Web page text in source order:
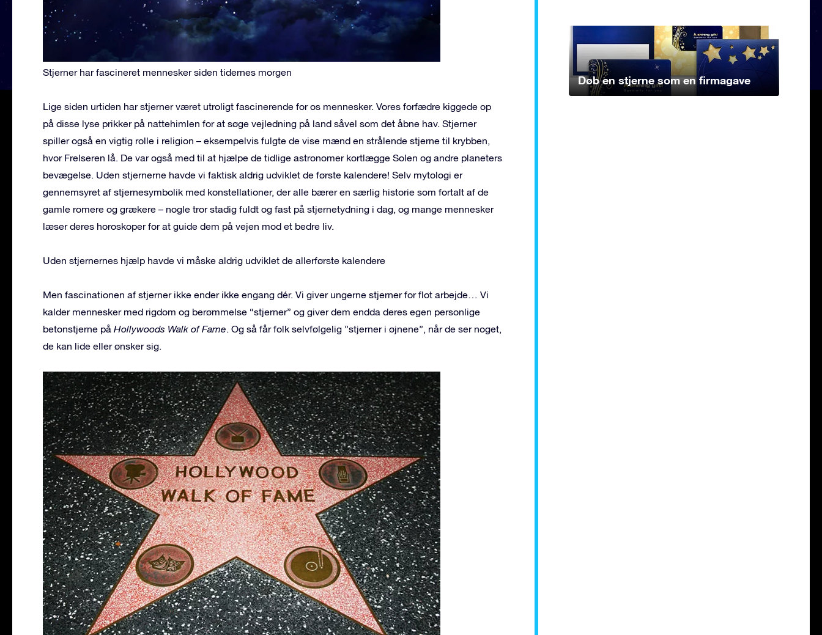
Stjerner har fascineret mennesker siden tidernes morgen
Lige siden urtiden har stjerner været utroligt fascinerende for os mennesker. Vores forfædre kiggede op
på disse lyse prikker på nattehimlen for at søge vejledning på land såvel som det åbne hav. Stjerner
spiller også en vigtig rolle i religion – eksempelvis fulgte de vise mænd en strålende stjerne til krybben,
hvor Frelseren lå. De var også med til at hjælpe de tidlige astronomer kortlægge Solen og andre planeters
bevægelse. Uden stjernerne havde vi faktisk aldrig udviklet de første kalendere! Selv mytologi er
gennemsyret af stjernesymbolik med konstellationer, der alle bærer en særlig historie som fortalt af de
gamle romere og grækere – nogle tror stadig fuldt og fast på stjernetydning i dag, og mange mennesker
læser deres horoskoper for at guide dem på vejen mod et bedre liv.
Uden stjernernes hjælp havde vi måske aldrig udviklet de allerførste kalendere
Men fascinationen af ​​stjerner ikke ender ikke engang dér. Vi giver ungerne stjerner for flot arbejde… Vi
kalder mennesker med rigdom og berømmelse “stjerner” og giver dem endda deres egen personlige
betonstjerne på Hollywoods Walk of Fame. Og så får folk selvfølgelig ”stjerner i øjnene”, når de ser noget,
de kan lide eller ønsker sig.
Døb en stjerne som en firmagave